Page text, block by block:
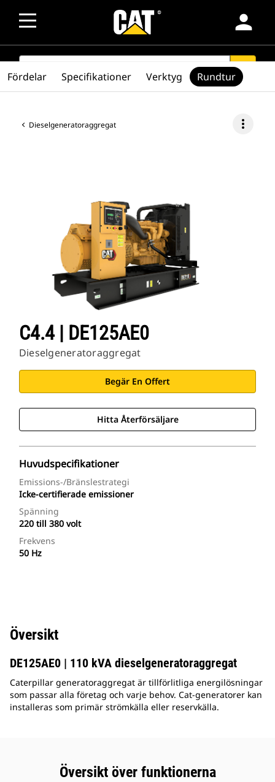
person
SEARCH search
Dieselgeneratoraggregat more_vert
C4.4 | DE125AE0
Dieselgeneratoraggregat
Begär En Offert
Hitta Återförsäljare
Huvudspecifikationer
Emissions-/bränslestrategi
Icke-certifierade emissioner
Spänning
220 till 380 volt
Frekvens
50 Hz
Fördelar Specifikationer Verktyg Rundtur
Översikt
DE125AE0 | 110 kVA dieselgeneratoraggregat
Caterpillar generatoraggregat är tillförlitliga energilösningar
som passar alla företag och varje behov. Cat-generatorer kan
installeras som primär strömkälla eller reservkälla.
Översikt över funktionerna